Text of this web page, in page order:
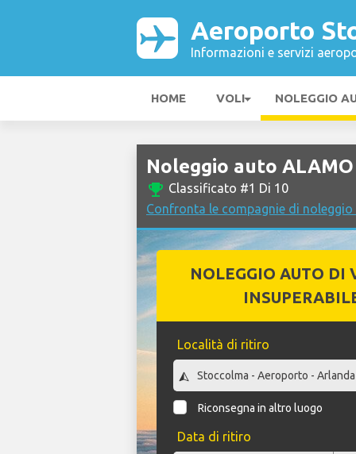
Aeroporto
Informazioni e servizi
HOME VOLI NOLEGGIO
Noleggio auto
emoji_events Classificato #1 Di 10
Confronta le compagnie di
NOLEGGIO AUTO DI
Località di ritiro
Riconsegna in altro luogo
Data di ritiro